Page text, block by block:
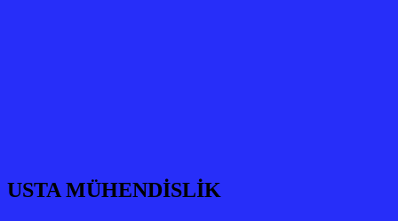
USTA MÜHENDİSLİK